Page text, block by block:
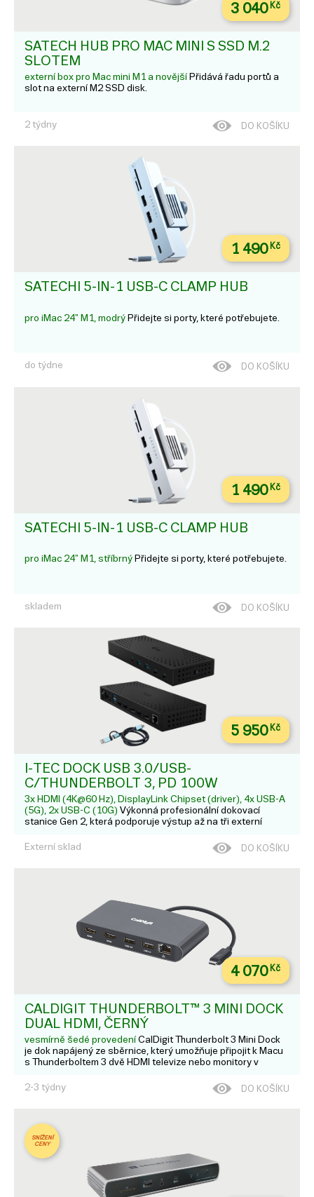
3 040Kč
SATECH HUB PRO MAC MINI S SSD M.2
SLOTEM
externí box pro Mac mini M1 a novější Přidává řadu portů a
slot na externí M2 SSD disk.
2 týdny DO KOŠÍKU
1 490Kč
SATECHI 5-IN-1 USB-C CLAMP HUB
pro iMac 24" M1, modrý Přidejte si porty, které potřebujete.
do týdne DO KOŠÍKU
1 490Kč
SATECHI 5-IN-1 USB-C CLAMP HUB
pro iMac 24" M1, stříbrný Přidejte si porty, které potřebujete.
skladem DO KOŠÍKU
5 950Kč
I-TEC DOCK USB 3.0/USB-
C/THUNDERBOLT 3, PD 100W
3x HDMI (4K@60 Hz), DisplayLink Chipset (driver), 4x USB-A
(5G), 2x USB-C (10G) Výkonná profesionální dokovací
stanice Gen 2, která podporuje výstup až na tři externí
použít prakticky se všemi notebooky, protože podporuje
připojení ke všem běžným portům: 3.0, USB-C a Thunde...
Externí sklad DO KOŠÍKU
4 070Kč
CALDIGIT THUNDERBOLT™ 3 MINI DOCK
DUAL HDMI, ČERNÝ
vesmírně šedé provedení CalDigit Thunderbolt 3 Mini Dock
je dok napájený ze sběrnice, který umožňuje připojit k Macu
s Thunderboltem 3 dvě HDMI televize nebo monitory v
gigabitového ethernetu, zařízení s rozhraním USB-A ...
2-3 týdny DO KOŠÍKU
SNÍŽENÍ
CENY